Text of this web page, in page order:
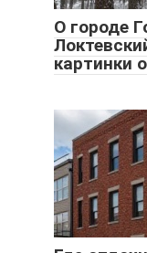
О городе
картинки